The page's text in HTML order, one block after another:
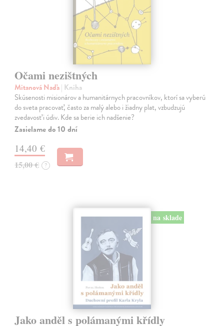
Očami nezištných
Mitanová Naďa| Kniha
Skúsenosti misionárov a humanitárnych pracovníkov, ktorí sa vyberú
do sveta pracovať, často za malý alebo i žiadny plat, vzbudzujú
zvedavosť i údiv. Kde sa berie ich nadšenie?
Zasielame do 10 dní
14,40 €
15,00 € ?
na sklade
Jako anděl s polámanými křídly